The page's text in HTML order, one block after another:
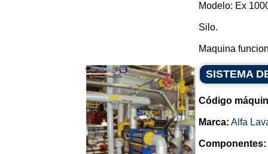
Modelo: Ex
Silo.
Maquina
SISTEMA
Código
Marca: Alfa
Componentes: